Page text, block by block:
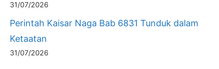
31/07/2026
Perintah Kaisar Naga Bab 6831 Tunduk dalam
Ketaatan
31/07/2026